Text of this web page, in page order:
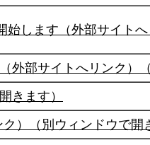
します（外部サイト
部サイトへリンク）
きます）
）（別ウィンドウで開